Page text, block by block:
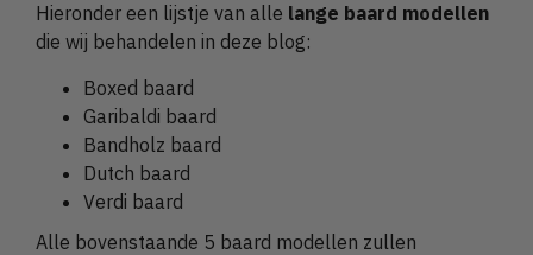
Hieronder een lijstje van alle lange baard modellen
die wij behandelen in deze blog:
Boxed baard
Garibaldi baard
Bandholz baard
Dutch baard
Verdi baard
Alle bovenstaande 5 baard modellen zullen